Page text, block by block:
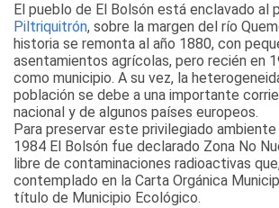
El pueblo de El Bolsón está enclavado al
Piltriquitrón, sobre la margen del río
historia se remonta al año 1880, con
asentamientos agrícolas, pero recién en
como municipio. A su vez, la
población se debe a una importante
nacional y de algunos países europeos.
Para preservar este privilegiado
1984 El Bolsón fue declarado Zona No
libre de contaminaciones radioactivas
contemplado en la Carta Orgánica
título de Municipio Ecológico.